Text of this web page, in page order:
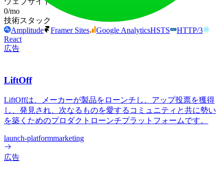
0/mo
技術スタック
Amplitude
Framer Sites Google AnalyticsHSTS
HTTP/3
React
広告
LiftOff
LiftOffは、メーカーが製品をローンチし、アップ投票を獲得
し、発見され、次なるものを愛するコミュニティと共に勢い
を築くためのプロダクトローンチプラットフォームです。
launch-platformmarketing
広告